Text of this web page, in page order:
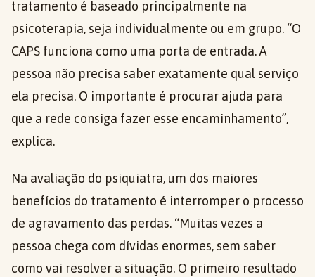
tratamento é baseado principalmente na
psicoterapia, seja individualmente ou em grupo. “O
CAPS funciona como uma porta de entrada. A
pessoa não precisa saber exatamente qual serviço
ela precisa. O importante é procurar ajuda para
que a rede consiga fazer esse encaminhamento”,
explica.
Na avaliação do psiquiatra, um dos maiores
benefícios do tratamento é interromper o processo
de agravamento das perdas. “Muitas vezes a
pessoa chega com dívidas enormes, sem saber
como vai resolver a situação. O primeiro resultado